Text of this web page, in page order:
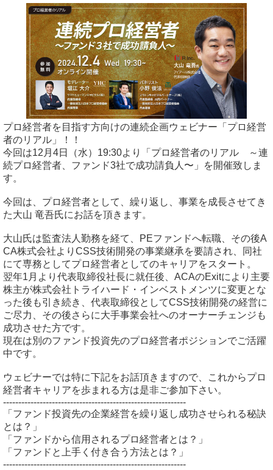
プロ経営者を目指す方向けの連続企画ウェビナー「プロ経営
者のリアル」！！
今回は12月4日（水）19:30より「プロ経営者のリアル ～連
続プロ経営者、ファンド3社で成功請負人〜」を開催致しま
す。
今回は、プロ経営者として、繰り返し、事業を成長させてき
た大山 竜吾氏にお話を頂きます。
大山氏は監査法人勤務を経て、PEファンドへ転職、その後A
CA株式会社よりCSS技術開発の事業継承を要請され、同社
にて専務としてプロ経営者としてのキャリアをスタート。
翌年1月より代表取締役社長に就任後、ACAのExitにより主要
株主が株式会社トライハード・インベストメンツに変更とな
った後も引き続き、代表取締役としてCSS技術開発の経営に
ご尽力、その後さらに大手事業会社へのオーナーチェンジも
成功させた方です。
現在は別のファンド投資先のプロ経営者ポジションでご活躍
中です。
ウェビナーでは特に下記をお話頂きますので、これからプロ
経営者キャリアを歩まれる方は是非ご参加下さい。
------------------------------------------------------------
「ファンド投資先の企業経営を繰り返し成功させられる秘訣
とは？」
「ファンドから信用されるプロ経営者とは？」
「ファンドと上手く付き合う方法とは？」
------------------------------------------------------------